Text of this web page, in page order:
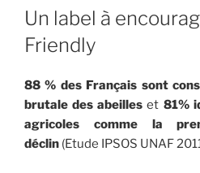
LE
Un label à
Friendly
88 % des Français sont
brutale des abeilles et 81%
agricoles comme la
déclin (Etude IPSOS UNAF